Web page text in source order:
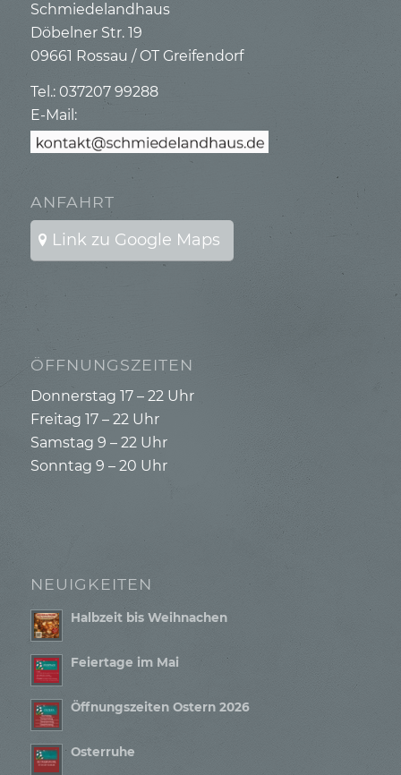
Schmiedelandhaus
Döbelner Str. 19
09661 Rossau / OT Greifendorf
Tel.: 037207 99288
E-Mail:
ANFAHRT
Link zu Google Maps
ÖFFNUNGSZEITEN
Donnerstag 17 – 22 Uhr
Freitag 17 – 22 Uhr
Samstag 9 – 22 Uhr
Sonntag 9 – 20 Uhr
NEUIGKEITEN
Halbzeit bis Weihnachen
Feiertage im Mai
Öffnungszeiten Ostern 2026
Osterruhe